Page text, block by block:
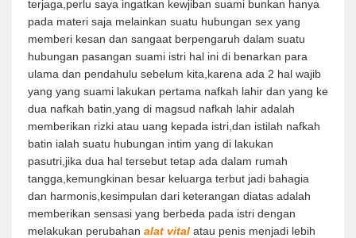
terjaga,perlu saya ingatkan kewjiban suami bunkan hanya
pada materi saja melainkan suatu hubungan sex yang
memberi kesan dan sangaat berpengaruh dalam suatu
hubungan pasangan suami istri hal ini di benarkan para
ulama dan pendahulu sebelum kita,karena ada 2 hal wajib
yang yang suami lakukan pertama nafkah lahir dan yang ke
dua nafkah batin,yang di magsud nafkah lahir adalah
memberikan rizki atau uang kepada istri,dan istilah nafkah
batin ialah suatu hubungan intim yang di lakukan
pasutri,jika dua hal tersebut tetap ada dalam rumah
tangga,kemungkinan besar keluarga terbut jadi bahagia
dan harmonis,kesimpulan dari keterangan diatas adalah
memberikan sensasi yang berbeda pada istri dengan
melakukan perubahan alat vital atau penis menjadi lebih